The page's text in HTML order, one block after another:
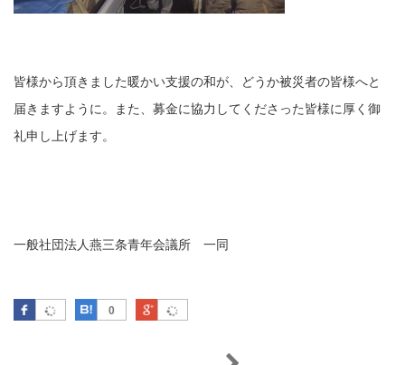
皆様から頂きました暖かい支援の和が、どうか被災者の皆様へと
届きますように。また、募金に協力してくださった皆様に厚く御
礼申し上げます。
一般社団法人燕三条青年会議所 一同
Facebook 0
はてなブックマーク
Google Plus